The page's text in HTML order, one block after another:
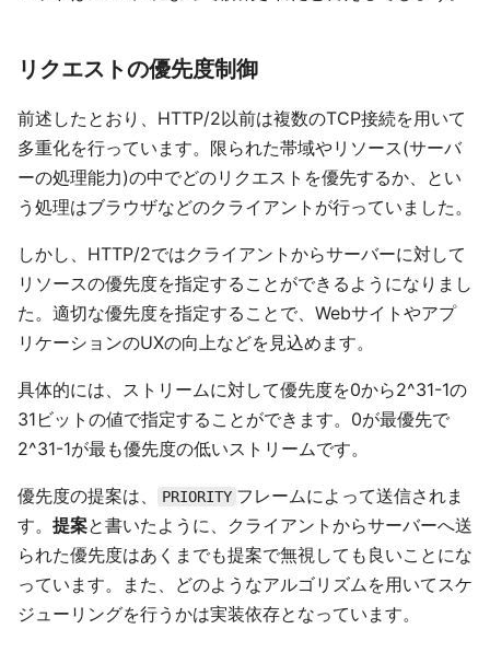
リクエストの優先度制御
前述したとおり、HTTP/2以前は複数のTCP接続を用いて
多重化を行っています。限られた帯域やリソース(サーバ
ーの処理能力)の中でどのリクエストを優先するか、とい
う処理はブラウザなどのクライアントが行っていました。
しかし、HTTP/2ではクライアントからサーバーに対して
リソースの優先度を指定することができるようになりまし
た。適切な優先度を指定することで、Webサイトやアプ
リケーションのUXの向上などを見込めます。
具体的には、ストリームに対して優先度を0から2^31-1の
31ビットの値で指定することができます。0が最優先で
2^31-1が最も優先度の低いストリームです。
優先度の提案は、 PRIORITY フレームによって送信されま
す。 提案と書いたように、クライアントからサーバーへ送
られた優先度はあくまでも提案で無視しても良いことにな
っています。また、どのようなアルゴリズムを用いてスケ
ジューリングを行うかは実装依存となっています。